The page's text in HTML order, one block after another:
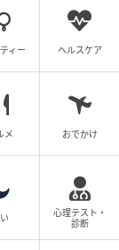
ンダーウエ
ケイト・モ
もアイコニッ
ィー ヘルスケア
メ おでかけ
心理テスト・
診断